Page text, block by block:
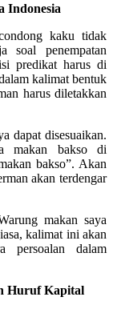
Indonesia
kaku tidak
soal penempatan
predikat harus di
kalimat bentuk
harus diletakkan
dapat disesuaikan.
makan bakso di
bakso”. Akan
akan terdengar
makan saya
kalimat ini akan
persoalan dalam
Huruf Kapital